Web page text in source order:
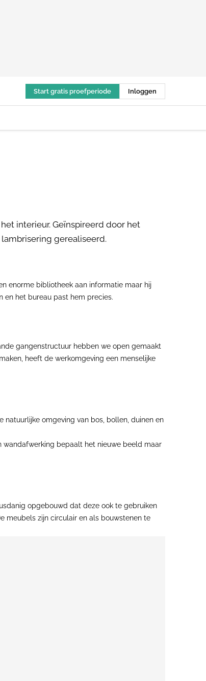
Start gratis proefperiode Inloggen
interieur. Geïnspireerd door het
gerealiseerd.
enorme bibliotheek aan informatie maar hij
en het bureau past hem precies.
gangenstructuur hebben we open gemaakt
heeft de werkomgeving een menselijke
omgeving van bos, bollen, duinen en
wandafwerking bepaalt het nieuwe beeld maar
opgebouwd dat deze ook te gebruiken
meubels zijn circulair en als bouwstenen te